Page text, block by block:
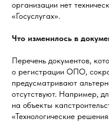
организации нет
«Госуслугах».
Что изменилось в
Перечень документов,
о регистрации ОПО,
предусматривают
отсутствуют. Например,
на объекты
«Технологические